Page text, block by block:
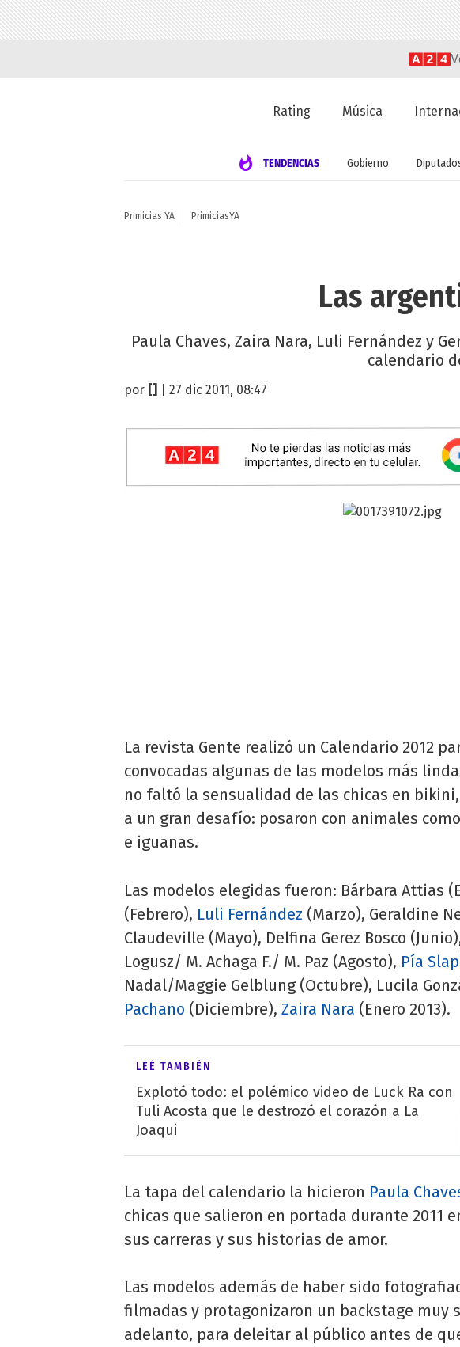
Rating Música
TENDENCIAS Gobierno
Primicias YA PrimiciasYA
Las
Paula Chaves, Zaira Nara, Luli Fernández y
calendario
por | 27 dic 2011, 08:47
La revista Gente realizó un Calendario 2012
convocadas algunas de las modelos más
no faltó la sensualidad de las chicas en
a un gran desafío: posaron con animales
e iguanas.
Las modelos elegidas fueron: Bárbara Attias
(Febrero), Luli Fernández (Marzo), Geraldine
Claudeville (Mayo), Delfina Gerez Bosco
Logusz/ M. Achaga F./ M. Paz (Agosto), Pía
Nadal/Maggie Gelblung (Octubre), Lucila
Pachano (Diciembre), Zaira Nara (Enero 2013).
LEÉ TAMBIÉN
Explotó todo: el polémico video de Luck Ra con
Tuli Acosta que le destrozó el corazón a La
Joaqui
La tapa del calendario la hicieron Paula
chicas que salieron en portada durante 2011
sus carreras y sus historias de amor.
Las modelos además de haber sido
filmadas y protagonizaron un backstage muy
adelanto, para deleitar al público antes de